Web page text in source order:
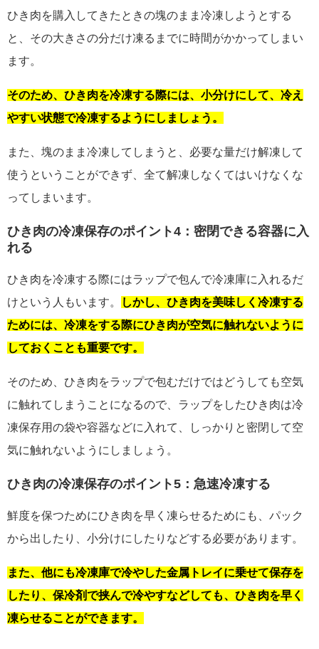
ひき肉を購入してきたときの塊のまま冷凍しようとする
と、その大きさの分だけ凍るまでに時間がかかってしまい
ます。
そのため、ひき肉を冷凍する際には、小分けにして、冷え
やすい状態で冷凍するようにしましょう。
また、塊のまま冷凍してしまうと、必要な量だけ解凍して
使うということができず、全て解凍しなくてはいけなくな
ってしまいます。
ひき肉の冷凍保存のポイント4：密閉できる容器に入
れる
ひき肉を冷凍する際にはラップで包んで冷凍庫に入れるだ
けという人もいます。
しかし、ひき肉を美味しく冷凍する
ためには、冷凍をする際にひき肉が空気に触れないように
しておくことも重要です。
そのため、ひき肉をラップで包むだけではどうしても空気
に触れてしまうことになるので、ラップをしたひき肉は冷
凍保存用の袋や容器などに入れて、しっかりと密閉して空
気に触れないようにしましょう。
ひき肉の冷凍保存のポイント5：急速冷凍する
鮮度を保つためにひき肉を早く凍らせるためにも、パック
から出したり、小分けにしたりなどする必要があります。
また、他にも冷凍庫で冷やした金属トレイに乗せて保存を
したり、保冷剤で挟んで冷やすなどしても、ひき肉を早く
凍らせることができます。